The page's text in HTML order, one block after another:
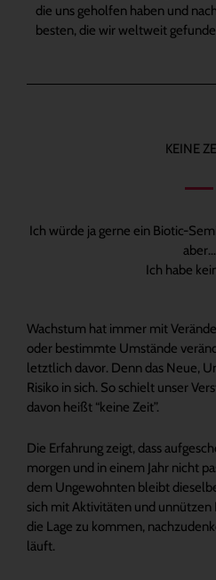
die uns geholfen haben und
besten, die wir weltweit
KEINE
Ich würde ja gerne ein Biotic-
aber…
Ich habe
Wachstum hat immer mit
oder bestimmte Umstände
letztlich davor. Denn das Neue,
Risiko in sich. So schielt unser
davon heißt “keine Zeit”.
Die Erfahrung zeigt, dass
morgen und in einem Jahr nicht
dem Ungewohnten bleibt
sich mit Aktivitäten und
die Lage zu kommen,
läuft.